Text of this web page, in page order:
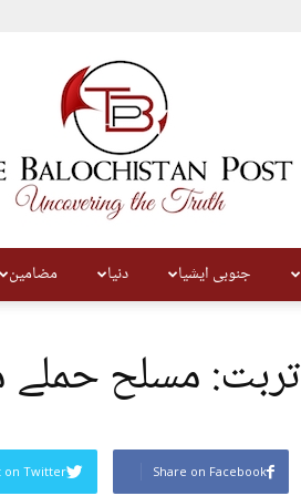
جنوبی ایشیا دنیا مضامین
تربت: مسلح
Share on Facebook
on Twitter